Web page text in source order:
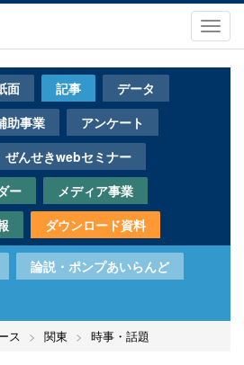
面 記事
データ
助事業
アンケート
ぜんせきwebセミナー
ー
メディア事業
ダウンロード資料
論説・ポンプあいらんど
ス 関東 時事・話題